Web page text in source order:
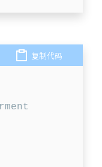
复制代码